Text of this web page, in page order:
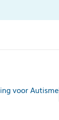
voor Autisme